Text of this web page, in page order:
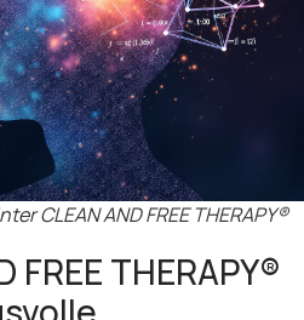
CLEAN AND FREE THERAPY®
FREE THERAPY®